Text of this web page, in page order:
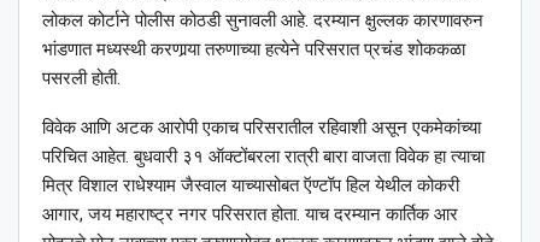
लोकल कोर्टाने पोलीस कोठडी सुनावली आहे. दरम्यान क्षुल्लक कारणावरुन
भांडणात मध्यस्थी करणार्‍या तरुणाच्या हत्येने परिसरात प्रचंड शोककळा
पसरली होती.
विवेक आणि अटक आरोपी एकाच परिसरातील रहिवाशी असून एकमेकांच्या
परिचित आहेत. बुधवारी ३१ ऑक्टोंबरला रात्री बारा वाजता विवेक हा त्याचा
मित्र विशाल राधेश्याम जैस्वाल याच्यासोबत ऍण्टॉप हिल येथील कोकरी
आगार, जय महाराष्ट्र नगर परिसरात होता. याच दरम्यान कार्तिक आर